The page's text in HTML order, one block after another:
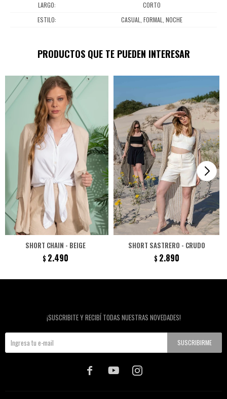
LARGO
CORTO
ESTILO
CASUAL, FORMAL, NOCHE
PRODUCTOS QUE TE PUEDEN INTERESAR
SHORT CHAIN - BEIGE
$ 2.490
SHORT SASTRERO - CRUDO
$ 2.890
¡SUSCRIBITE Y RECIBÍ TODAS NUESTRAS NOVEDADES!
SUSCRIBIRME
  